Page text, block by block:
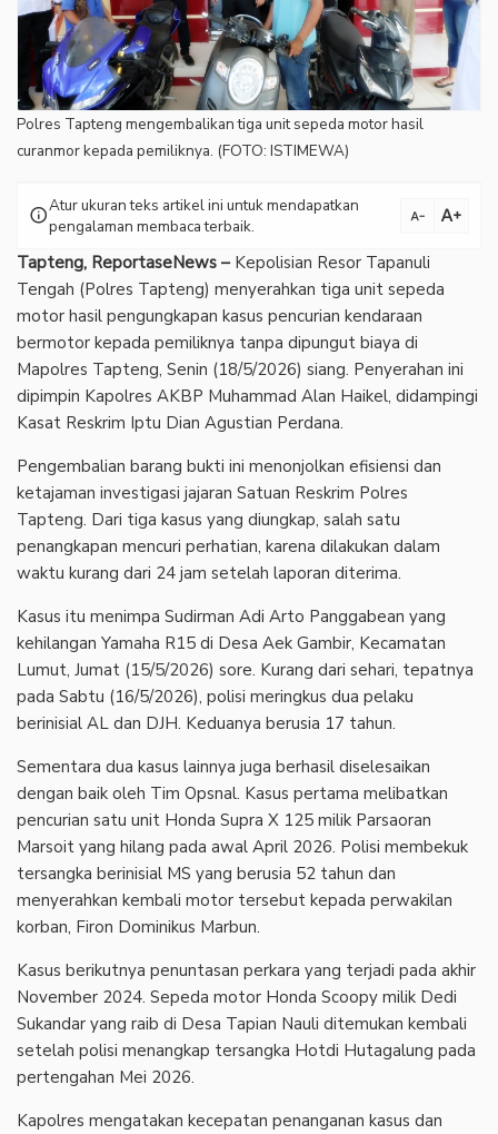
Polres Tapteng mengembalikan tiga unit sepeda motor hasil
curanmor kepada pemiliknya. (FOTO: ISTIMEWA)
infoAtur ukuran teks artikel ini untuk mendapatkan
pengalaman membaca terbaik.
text_decrease text_increase
Tapteng, ReportaseNews –Kepolisian Resor Tapanuli
Tengah (Polres Tapteng) menyerahkan tiga unit sepeda
motor hasil pengungkapan kasus pencurian kendaraan
bermotor kepada pemiliknya tanpa dipungut biaya di
Mapolres Tapteng, Senin (18/5/2026) siang. Penyerahan ini
dipimpin Kapolres AKBP Muhammad Alan Haikel, didampingi
Kasat Reskrim Iptu Dian Agustian Perdana.
Pengembalian barang bukti ini menonjolkan efisiensi dan
ketajaman investigasi jajaran Satuan Reskrim Polres
Tapteng. Dari tiga kasus yang diungkap, salah satu
penangkapan mencuri perhatian, karena dilakukan dalam
waktu kurang dari 24 jam setelah laporan diterima.
Kasus itu menimpa Sudirman Adi Arto Panggabean yang
kehilangan Yamaha R15 di Desa Aek Gambir, Kecamatan
Lumut, Jumat (15/5/2026) sore. Kurang dari sehari, tepatnya
pada Sabtu (16/5/2026), polisi meringkus dua pelaku
berinisial AL dan DJH. Keduanya berusia 17 tahun.
Sementara dua kasus lainnya juga berhasil diselesaikan
dengan baik oleh Tim Opsnal. Kasus pertama melibatkan
pencurian satu unit Honda Supra X 125 milik Parsaoran
Marsoit yang hilang pada awal April 2026. Polisi membekuk
tersangka berinisial MS yang berusia 52 tahun dan
menyerahkan kembali motor tersebut kepada perwakilan
korban, Firon Dominikus Marbun.
Kasus berikutnya penuntasan perkara yang terjadi pada akhir
November 2024. Sepeda motor Honda Scoopy milik Dedi
Sukandar yang raib di Desa Tapian Nauli ditemukan kembali
setelah polisi menangkap tersangka Hotdi Hutagalung pada
pertengahan Mei 2026.
Kapolres mengatakan kecepatan penanganan kasus dan